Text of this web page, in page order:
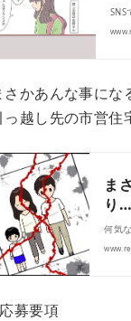
さかあんな事にな
っ越し先の市営住
ま
り
何気
募要項